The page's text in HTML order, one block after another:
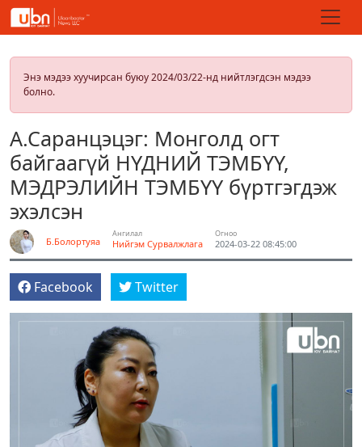
Энэ мэдээ хуучирсан буюу 2024/03/22-нд нийтлэгдсэн мэдээ
болно.
А.Саранцэцэг: Монголд огт
байгаагүй НҮДНИЙ ТЭМБҮҮ,
МЭДРЭЛИЙН ТЭМБҮҮ бүртгэгдэж
эхэлсэн
Б.Болортуяа
Ангилал
Нийгэм Сурвалжлага
Огноо
2024-03-22 08:45:00
Facebook Twitter